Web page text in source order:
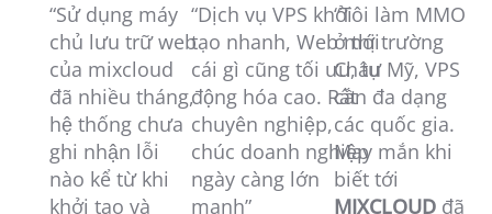
“Sử dụng máy
chủ lưu trữ web
của mixcloud
đã nhiều tháng,
hệ thống chưa
ghi nhận lỗi
nào kể từ khi
khởi tạo và
“Dịch vụ VPS khởi
tạo nhanh, Web mới
cái gì cũng tối ưu, tự
động hóa cao. Rất
chuyên nghiệp,
chúc doanh nghiệp
ngày càng lớn
mạnh”
“Tôi làm MMO
ở thị trường
Châu Mỹ, VPS
cần đa dạng
các quốc gia.
May mắn khi
biết tới
MIXCLOUDđã